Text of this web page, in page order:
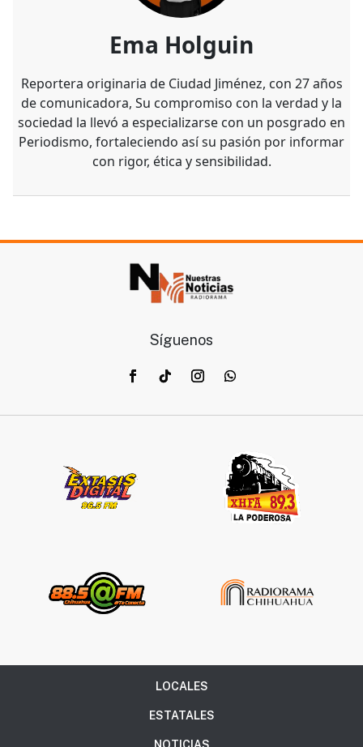
Ema Holguin
Reportera originaria de Ciudad Jiménez, con 27 años
con rigor, ética y sensibilidad.
Síguenos